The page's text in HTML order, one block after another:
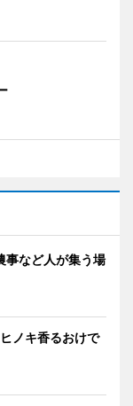
事など人が集う場
ノキ香るおけで